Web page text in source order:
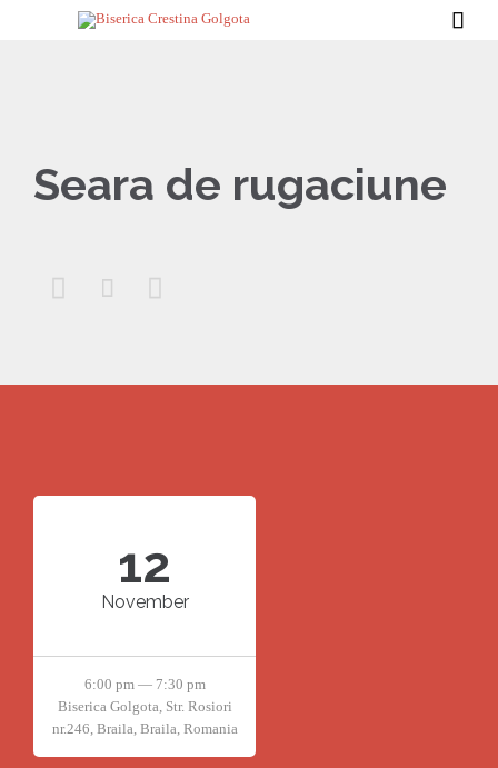

Seara de rugaciune
  
12
November
6:00 pm — 7:30 pm
Biserica Golgota, Str. Rosiori
nr.246, Braila, Braila, Romania